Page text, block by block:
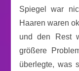
Spiegel war
Haaren waren
und den Rest
größere
überlegte, was